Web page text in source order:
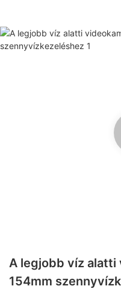
A legjobb víz
154mm